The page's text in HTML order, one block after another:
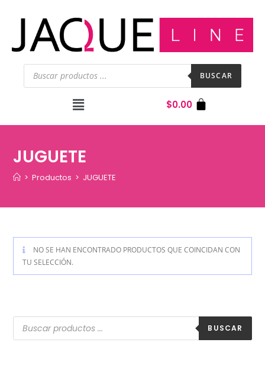
BUSCAR
$0.00
JUGUETE
> Productos > JUGUETE
NO SE HAN ENCONTRADO PRODUCTOS QUE COINCIDAN CON
TU SELECCIÓN.
BUSCAR